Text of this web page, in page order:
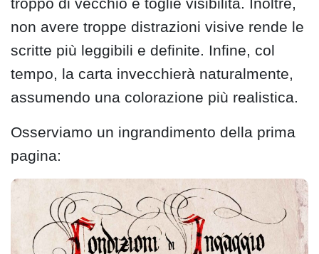
non avere troppe distrazioni visive rende le
scritte più leggibili e definite. Infine, col
tempo, la carta invecchierà naturalmente,
assumendo una colorazione più realistica.
Osserviamo un ingrandimento della prima
pagina: